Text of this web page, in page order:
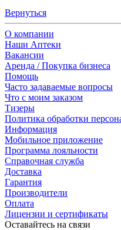
Вернуться
О компании
Наши Аптеки
Вакансии
Аренда / Покупка бизнеса
Помощь
Часто задаваемые вопросы
Что с моим заказом
Тизеры
Политика обработки
Информация
Мобильное приложение
Программа лояльности
Справочная служба
Доставка
Гарантия
Производители
Оплата
Лицензии и сертификаты
Оставайтесь на связи